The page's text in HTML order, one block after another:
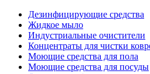
Дезинфицирующие средства
Жидкое мыло
Индустриальные очистители
Концентраты для чистки
Моющие средства для пола
Моющие средства для посуды